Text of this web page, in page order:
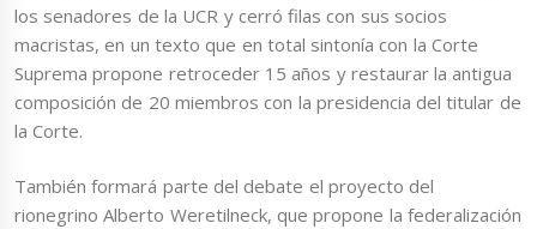
los senadores de la UCR y cerró filas con sus socios
macristas, en un texto que en total sintonía con la Corte
Suprema propone retroceder 15 años y restaurar la antigua
composición de 20 miembros con la presidencia del titular de
la Corte.
También formará parte del debate el proyecto del
rionegrino Alberto Weretilneck, que propone la federalización